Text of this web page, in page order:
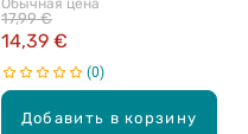
Добавить в корзину
Обычная цена
14,39 €
17,99 €
0